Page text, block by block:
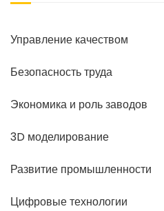
Управление качеством
Безопасность труда
Экономика и роль заводов
3D моделирование
Развитие промышленности
Цифровые технологии